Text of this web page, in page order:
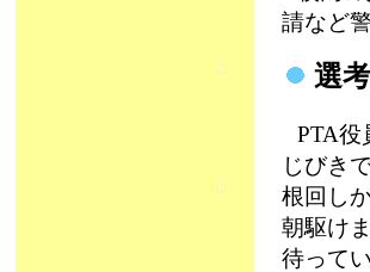
請など
選
PTA役
じびき
根回し
朝駆け
待ってい